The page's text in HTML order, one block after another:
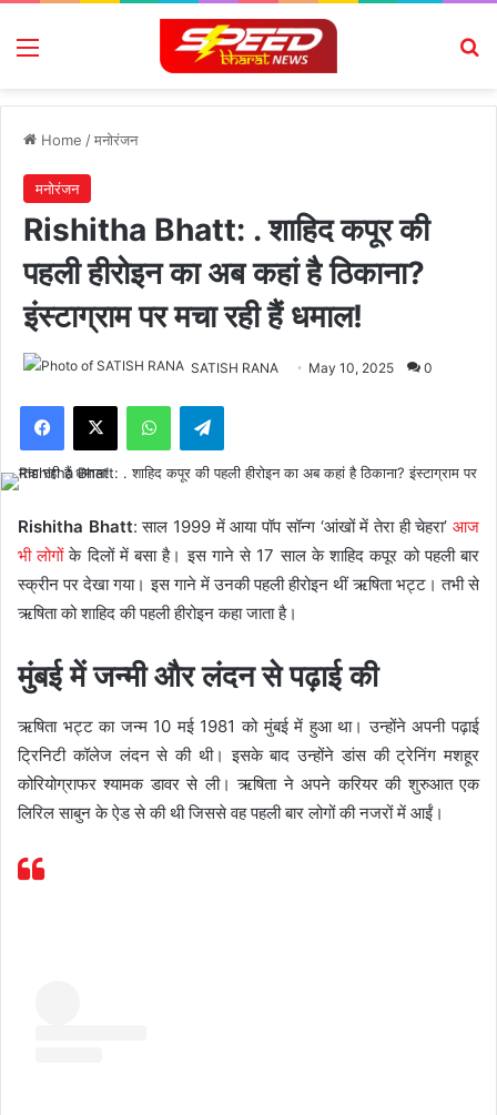
Menu
Home /मनोरंजन
मनोरंजन
Rishitha Bhatt: . शाहिद कपूर की
पहली हीरोइन का अब कहां है ठिकाना?
इंस्टाग्राम पर मचा रही हैं धमाल!
SATISH RANA May 10, 2025 0
Facebook
X WhatsAppTelegram
Rishitha Bhatt: साल 1999 में आया पॉप सॉन्ग ‘आंखों में तेरा ही चेहरा’आज
भी लोगोंके दिलों में बसा है। इस गाने से 17 साल के शाहिद कपूर को पहली बार
स्क्रीन पर देखा गया। इस गाने में उनकी पहली हीरोइन थीं ऋषिता भट्ट। तभी से
ऋषिता को शाहिद की पहली हीरोइन कहा जाता है।
मुंबई में जन्मी और लंदन से पढ़ाई की
ऋषिता भट्ट का जन्म 10 मई 1981 को मुंबई में हुआ था। उन्होंने अपनी पढ़ाई
ट्रिनिटी कॉलेज लंदन से की थी। इसके बाद उन्होंने डांस की ट्रेनिंग मशहूर
कोरियोग्राफर श्यामक डावर से ली। ऋषिता ने अपने करियर की शुरुआत एक
लिरिल साबुन के ऐड से की थी जिससे वह पहली बार लोगों की नजरों में आईं।